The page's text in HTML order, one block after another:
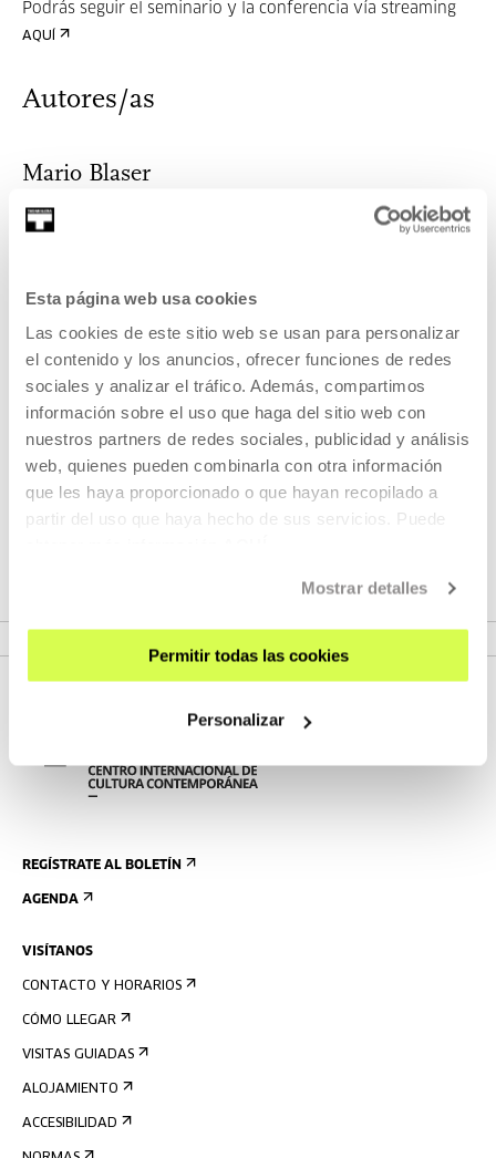
Esta página web usa cookies
Las cookies de este sitio web se usan para personalizar
el contenido y los anuncios, ofrecer funciones de redes
sociales y analizar el tráfico. Además, compartimos
información sobre el uso que haga del sitio web con
nuestros partners de redes sociales, publicidad y análisis
web, quienes pueden combinarla con otra información
que les haya proporcionado o que hayan recopilado a
partir del uso que haya hecho de sus servicios. Puede
Mostrar detalles
Permitir todas las cookies
Personalizar
Podrás seguir el seminario y la conferencia vía streaming
AQUÍ
Autores/as
Mario Blaser
University de Canadá, ha trabajado con l...
Invitados/as
Mario Blaser
REGÍSTRATE AL BOLETÍN
AGENDA
VISÍTANOS
CONTACTO Y HORARIOS
CÓMO LLEGAR
VISITAS GUIADAS
ALOJAMIENTO
ACCESIBILIDAD